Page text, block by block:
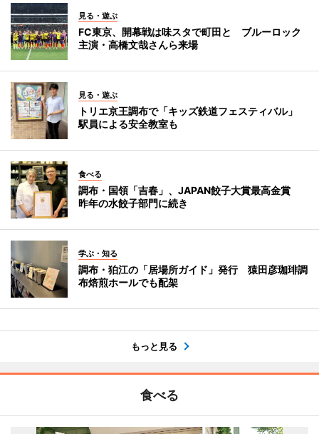
見る・遊ぶ
FC東京、開幕戦は味スタで町田と ブルーロック
主演・高橋文哉さんら来場
見る・遊ぶ
トリエ京王調布で「キッズ鉄道フェスティバル」
駅員による安全教室も
食べる
調布・国領「吉春」、JAPAN餃子大賞最高金賞
昨年の水餃子部門に続き
学ぶ・知る
調布・狛江の「居場所ガイド」発行 猿田彦珈琲調
布焙煎ホールでも配架
もっと見る
食べる